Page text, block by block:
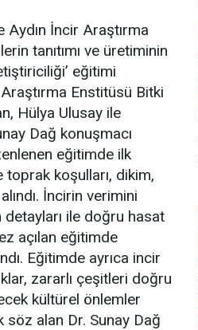
Aydın İncir Araştırma
tanıtımı ve üretiminin
eğitimi
Enstitüsü Bitki
Hülya Ulusay ile
Dağ konuşmacı
eğitimde ilk
koşulları, dikim,
İncirin verimini
detayları ile doğru hasat
açılan eğitimde
Eğitimde ayrıca incir
zararlı çeşitleri doğru
kültürel önlemler
söz alan Dr. Sunay Dağ